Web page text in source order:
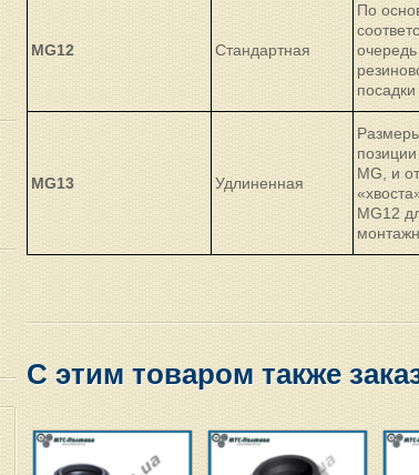
MG12 Стандартная
По
посадки
MG13 Удлиненная
MG, и
MG12
С этим товаром также